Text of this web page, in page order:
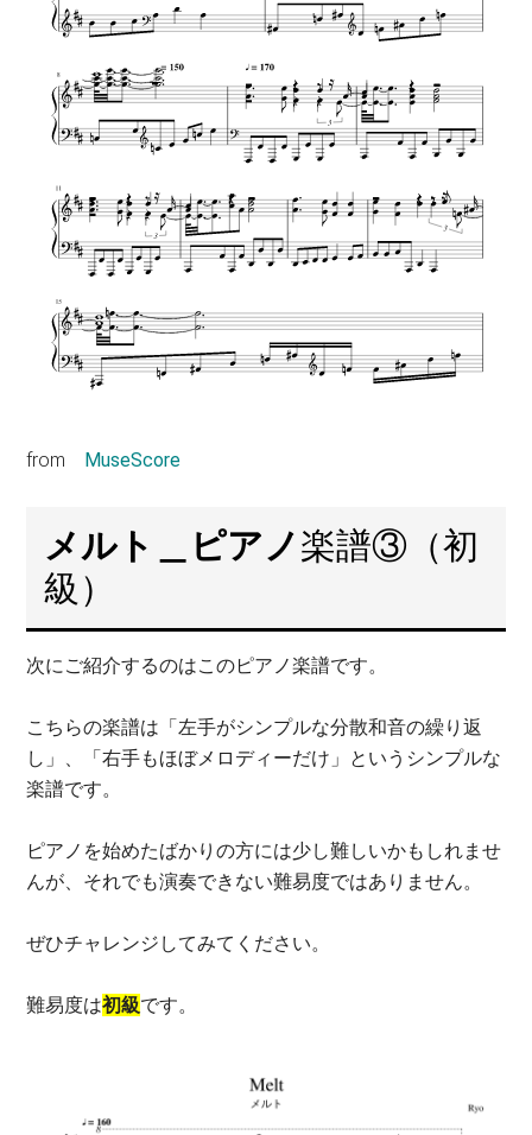
from MuseScore
メルト＿ピアノ楽譜③（初
級）
次にご紹介するのはこのピアノ楽譜です。
こちらの楽譜は「左手がシンプルな分散和音の繰り返
し」、「右手もほぼメロディーだけ」というシンプルな
楽譜です。
ピアノを始めたばかりの方には少し難しいかもしれませ
んが、それでも演奏できない難易度ではありません。
ぜひチャレンジしてみてください。
難易度は初級です。